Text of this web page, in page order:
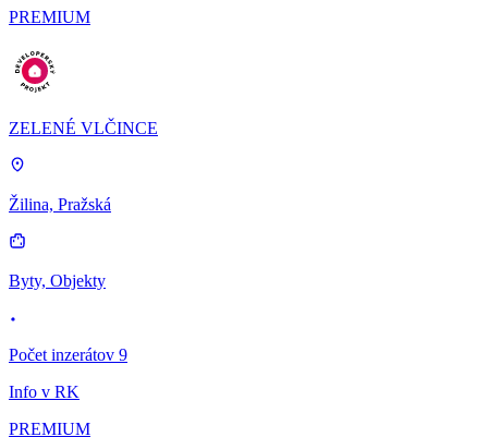
PREMIUM
ZELENÉ VLČINCE
Žilina, Pražská
Byty, Objekty
Počet inzerátov 9
Info v RK
PREMIUM